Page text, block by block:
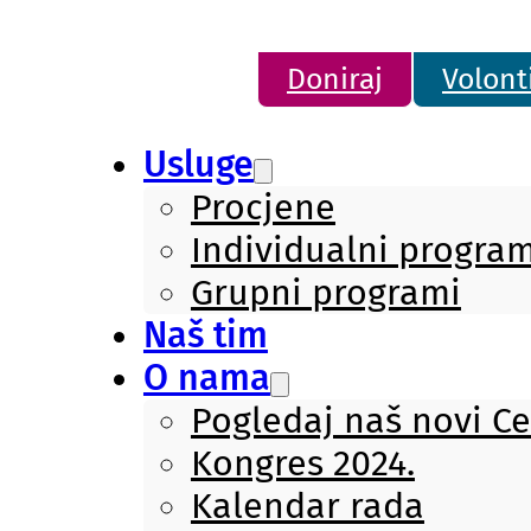
Doniraj
Usluge
Procjene
Individualni
Grupni programi
Naš tim
O nama
Pogledaj naš novi
Kongres 2024.
Kalendar rada